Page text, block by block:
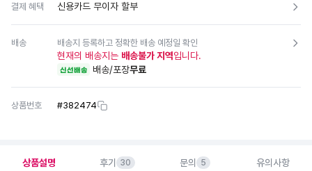
결제 혜택 신용카드 무이자 할부
배송 배송지 등록하고 정확한 배송 예정일 확인
현재의 배송지는 배송불가 지역입니다.
신선배송 배송/포장무료
상품번호 #382474
상품설명 후기 30 문의 5 유의사항